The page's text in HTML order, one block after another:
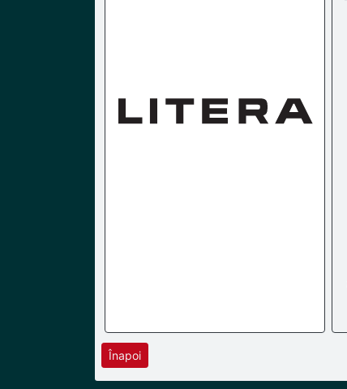
Înapoi